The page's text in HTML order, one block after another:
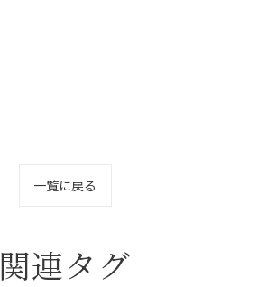
一覧に戻る
関連タグ